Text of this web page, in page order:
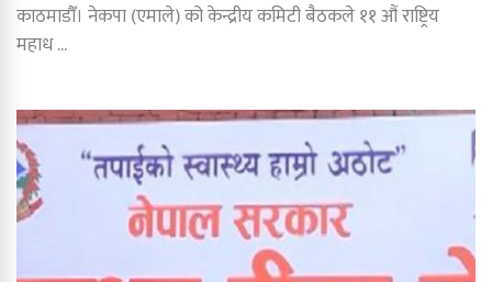
काठमाडौँ। नेकपा (एमाले) को केन्द्रीय कमिटी बैठकले ११ औं राष्ट्रिय
महाध ...